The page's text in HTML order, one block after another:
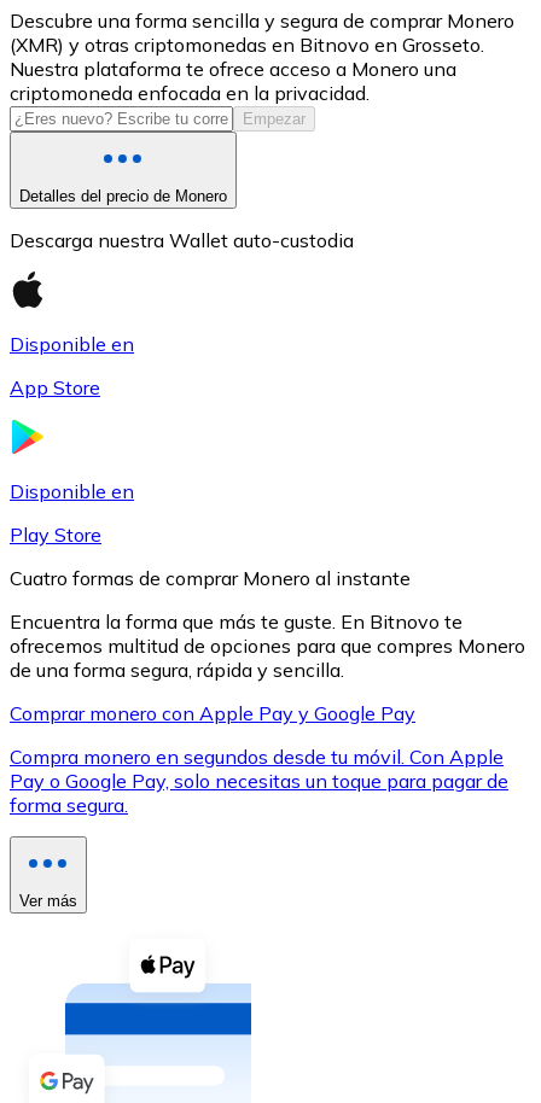
USD Coin
USDC
XRP
XRP
Efectivo
Comprar con efectivo
Transferencia SEPA
Añade fondos a tu cuenta Bitnovo o realiza compras
Descubre una forma sencilla y segura de comprar Monero
(XMR) y otras criptomonedas en Bitnovo en Grosseto.
Nuestra plataforma te ofrece acceso a Monero una
criptomoneda enfocada en la privacidad.
Empezar
Detalles del precio de Monero
Descarga nuestra Wallet auto-custodia
Disponible en
App Store
Disponible en
Play Store
Cuatro formas de comprar Monero al instante
Encuentra la forma que más te guste. En Bitnovo te
ofrecemos multitud de opciones para que compres Monero
de una forma segura, rápida y sencilla.
Comprar monero con Apple Pay y Google Pay
Compra monero en segundos desde tu móvil. Con Apple
Pay o Google Pay, solo necesitas un toque para pagar de
forma segura.
Ver más